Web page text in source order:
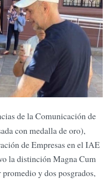
de la Comunicación de
con medalla de oro),
de Empresas en el IAE
la distinción Magna Cum
y dos posgrados,